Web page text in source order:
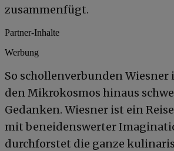
zusammenfügt.
Partner-Inhalte
Werbung
So schollenverbunden Wiesner
den Mikrokosmos hinaus
Gedanken. Wiesner ist ein
mit beneidenswerter
durchforstet die ganze